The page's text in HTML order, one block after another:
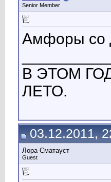
Senior Member
Амфоры со
В ЭТОМ
ЛЕТО.
03.12.2011,
Лора Сматауст
Guest